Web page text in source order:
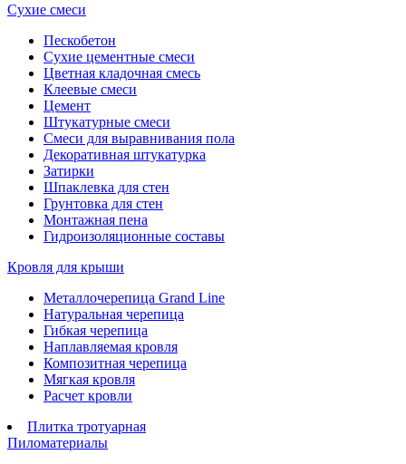
Сухие смеси
Пескобетон
Сухие цементные смеси
Цветная кладочная смесь
Клеевые смеси
Цемент
Штукатурные смеси
Смеси для выравнивания пола
Декоративная штукатурка
Затирки
Шпаклевка для стен
Грунтовка для стен
Монтажная пена
Гидроизоляционные составы
Кровля для крыши
Металлочерепица Grand Line
Натуральная черепица
Гибкая черепица
Наплавляемая кровля
Композитная черепица
Мягкая кровля
Расчет кровли
Плитка тротуарная
Пиломатериалы